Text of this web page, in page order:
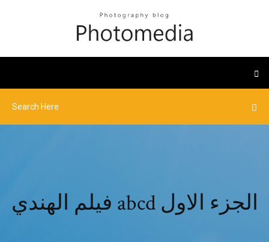
فيلم الهندي abcd الجزء الاول